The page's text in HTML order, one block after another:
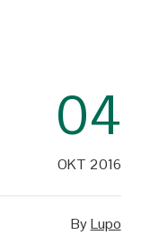
04
OKT 2016
ByLupo